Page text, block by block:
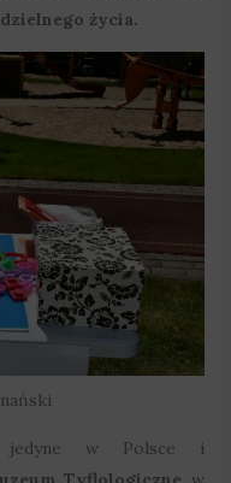
życia.
jedyne w Polsce i